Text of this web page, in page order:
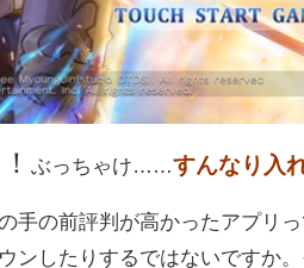
！ ぶっちゃけ…… すんなり入
手の前評判が高かったアプリ
ンしたりするではないですか